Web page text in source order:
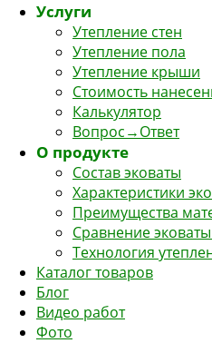
Услуги
Утепление стен
Утепление пола
Утепление крыши
Стоимость
Калькулятор
Вопрос→Ответ
О продукте
Состав эковаты
Характеристики
Преимущества
Сравнение
Технология
Каталог товаров
Блог
Видео работ
Фото